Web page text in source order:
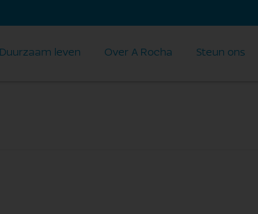
Duurzaam leven Over A Rocha Steun ons